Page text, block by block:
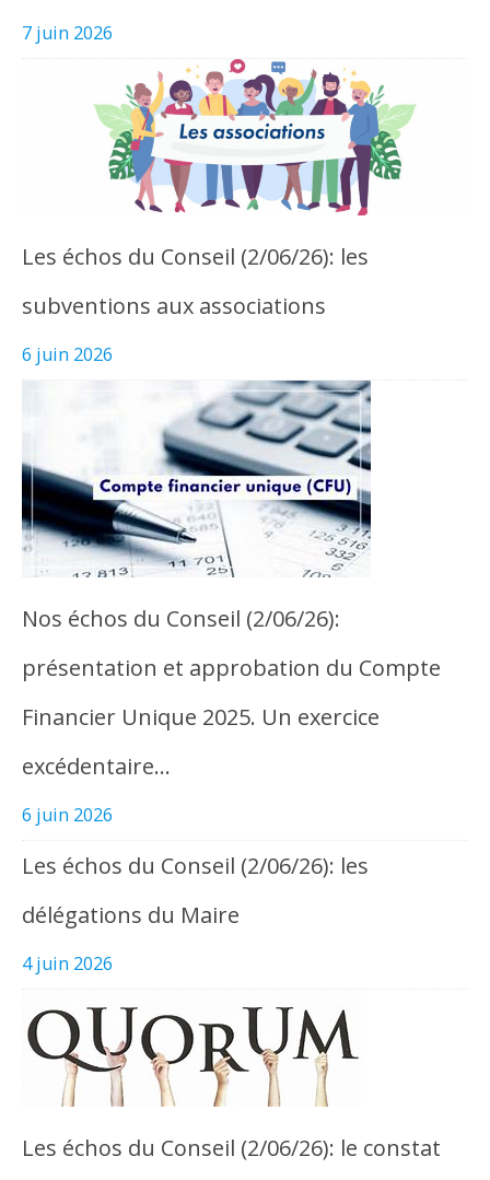
7 juin 2026
Les échos du Conseil (2/06/26): les
subventions aux associations
6 juin 2026
Nos échos du Conseil (2/06/26):
présentation et approbation du Compte
Financier Unique 2025. Un exercice
excédentaire…
6 juin 2026
Les échos du Conseil (2/06/26): les
délégations du Maire
4 juin 2026
Les échos du Conseil (2/06/26): le constat